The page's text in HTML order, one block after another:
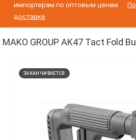
импортерам по оптовым ценам
доставке
MAKO GROUP AK47 Tact Fold
ЗАКАНЧИВАЕТСЯ